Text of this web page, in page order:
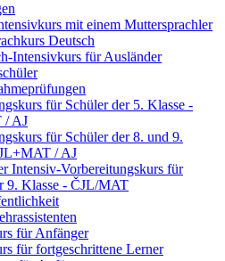
mit einem Muttersprachler
Deutsch
Intensivkurs für Ausländer
für Schüler der 5. Klasse -
/ AJ
für Schüler der 8. und 9.
/ AJ
Intensiv-Vorbereitungskurs für
9. Klasse - ČJL/MAT
für Anfänger
für fortgeschrittene Lerner